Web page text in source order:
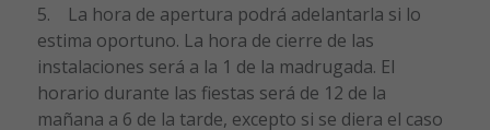
5. La hora de apertura podrá adelantarla si lo
estima oportuno. La hora de cierre de las
instalaciones será a la 1 de la madrugada. El
horario durante las fiestas será de 12 de la
mañana a 6 de la tarde, excepto si se diera el caso